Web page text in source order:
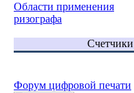
Области применения
ризографа
Счетчики
Форум цифровой печати